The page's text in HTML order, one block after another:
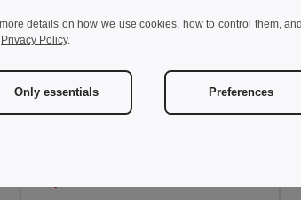
details on how we use cookies, how to control them,
Privacy Policy.
Only essentials Preferences